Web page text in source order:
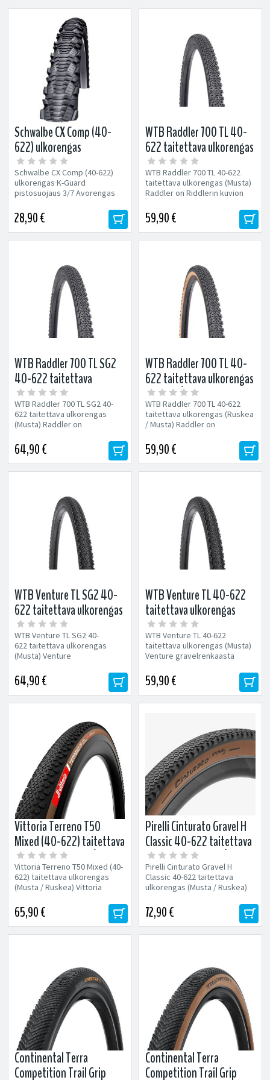
Schwalbe CX Comp (40-
622) ulkorengas
Schwalbe CX Comp (40-622)
ulkorengas K-Guard
pistosuojaus 3/7 Avorengas
28,90 €
WTB Raddler 700 TL 40-
622 taitettava ulkorengas
(Musta)
WTB Raddler 700 TL 40-622
taitettava ulkorengas (Musta)
Raddler on Riddlerin kuvion
isompinappulainen...
59,90 €
WTB Raddler 700 TL SG2
40-622 taitettava
ulkorengas (Musta)
WTB Raddler 700 TL SG2 40-
622 taitettava ulkorengas
(Musta) Raddler on
kehitetty isompinappulainen...
64,90 €
WTB Raddler 700 TL 40-
622 taitettava ulkorengas
(Ruskea / Musta)
WTB Raddler 700 TL 40-622
taitettava ulkorengas (Ruskea
/ Musta) Raddler on
kehitetty...
59,90 €
WTB Venture TL SG2 40-
622 taitettava ulkorengas
(Musta)
WTB Venture TL SG2 40-
622 taitettava ulkorengas
(Musta) Venture
rullaavuutta ja pitoa...
64,90 €
WTB Venture TL 40-622
taitettava ulkorengas
(Musta)
WTB Venture TL 40-622
taitettava ulkorengas (Musta)
Venture gravelrenkaasta
kaikenlaisille...
59,90 €
Vittoria Terreno T50
Mixed (40-622) taitettava
ulkorengas (Musta /
Ruskea)
Vittoria Terreno T50 Mixed (40-
622) taitettava ulkorengas
(Musta / Ruskea) Vittoria
Terreno...
65,90 €
Pirelli Cinturato Gravel H
Classic 40-622 taitettava
ulkorengas (Musta /
Ruskea)
Pirelli Cinturato Gravel H
Classic 40-622 taitettava
ulkorengas (Musta / Ruskea)
72,90 €
Continental Terra
Competition Trail Grip
Continental Terra
Competition Trail Grip